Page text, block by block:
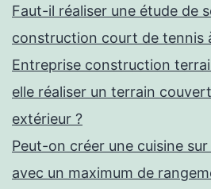
Faut-il réaliser une étude de
construction court de tennis
Entreprise construction
elle réaliser un terrain
extérieur ?
Peut-on créer une cuisine
avec un maximum de